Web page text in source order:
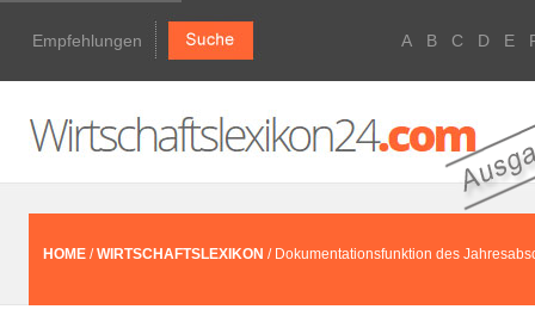
Empfehlungen A B C D E
HOME /WIRTSCHAFTSLEXIKON / Dokumentationsfunktion des